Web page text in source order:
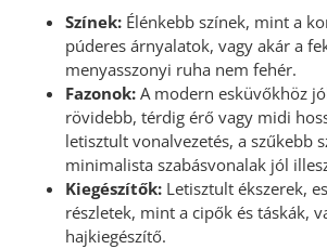
Színek: Élénkebb színek, mint a
púderes árnyalatok, vagy akár a
menyasszonyi ruha nem fehér.
Fazonok: A modern esküvőkhöz
rövidebb, térdig érő vagy midi
letisztult vonalvezetés, a szűkebb
minimalista szabásvonalak jól
Kiegészítők: Letisztult ékszerek,
részletek, mint a cipők és táskák,
hajkiegészítő.